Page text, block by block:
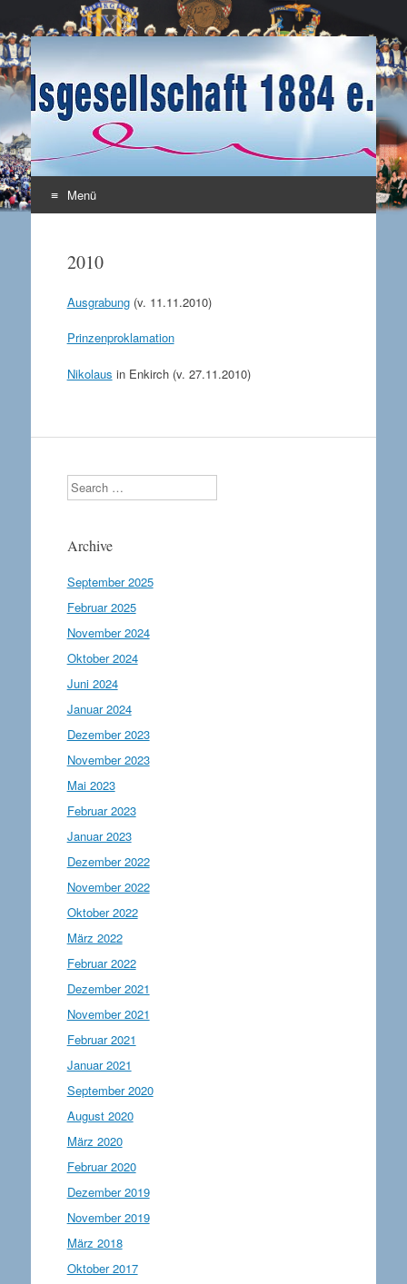
Karnevalsgesellschaft
1884 e.V.
Enkirch / Mosel
Menü
2010
Ausgrabung(v. 11.11.2010)
Prinzenproklamation
Nikolaus in Enkirch (v. 27.11.2010)
Search
Archive
September 2025
Februar 2025
November 2024
Oktober 2024
Juni 2024
Januar 2024
Dezember 2023
November 2023
Mai 2023
Februar 2023
Januar 2023
Dezember 2022
November 2022
Oktober 2022
März 2022
Februar 2022
Dezember 2021
November 2021
Februar 2021
Januar 2021
September 2020
August 2020
März 2020
Februar 2020
Dezember 2019
November 2019
März 2018
Oktober 2017